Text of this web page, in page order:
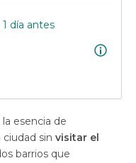
día antes
esencia de
ciudad sin visitar el
barrios que